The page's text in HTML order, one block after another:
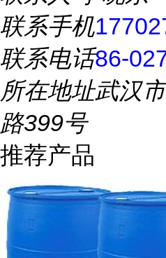
联系手机
联系电话86-
所在地址武汉
路399号
推荐产品